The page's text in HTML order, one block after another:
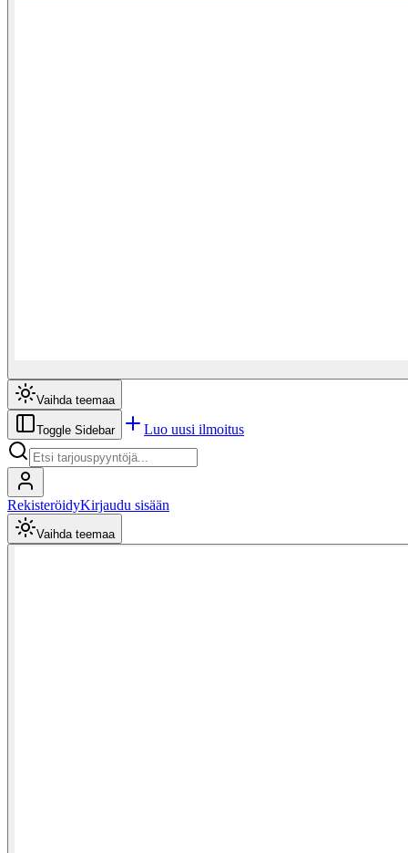
Vaihda teemaa
Toggle Sidebar Luo uusi ilmoitus
RekisteröidyKirjaudu sisään
Vaihda teemaa